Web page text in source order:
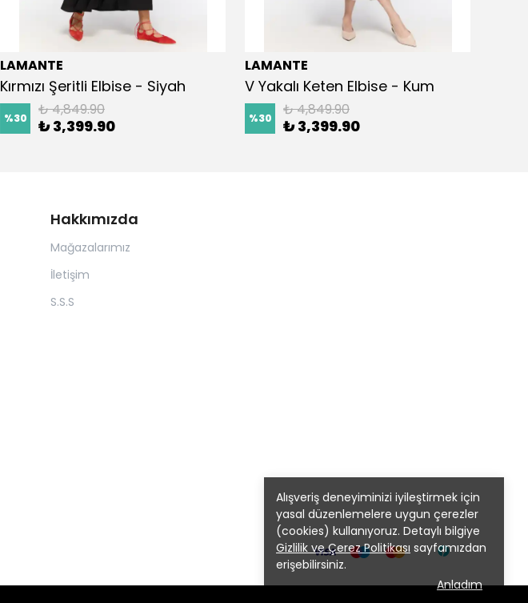
Alışveriş deneyiminizi iyileştirmek için
yasal düzenlemelere uygun çerezler
(cookies) kullanıyoruz. Detaylı bilgiye
Gizlilik ve Çerez Politikası sayfamızdan
erişebilirsiniz.
Anladım
LAMANTE
Kırmızı Şeritli Elbise - Siyah
%30 ₺ 4,849.90
₺ 3,399.90
LAMANTE
V Yakalı Keten Elbise - Kum
%30 ₺ 4,849.90
₺ 3,399.90
Hakkımızda
Mağazalarımız
İletişim
S.S.S